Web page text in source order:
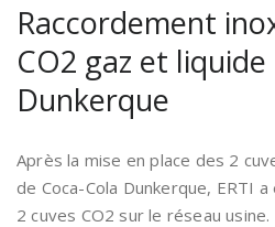
Raccordement
CO2 gaz et liquide
Dunkerque
Après la mise en place des 2
de Coca-Cola Dunkerque, ERTI
2 cuves CO2 sur le réseau